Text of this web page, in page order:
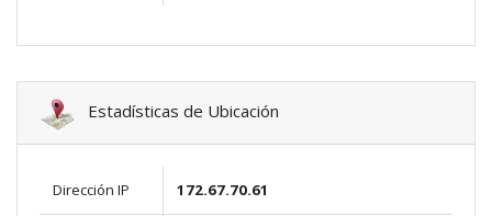
Estadísticas de Ubicación
Dirección IP 172.67.70.61